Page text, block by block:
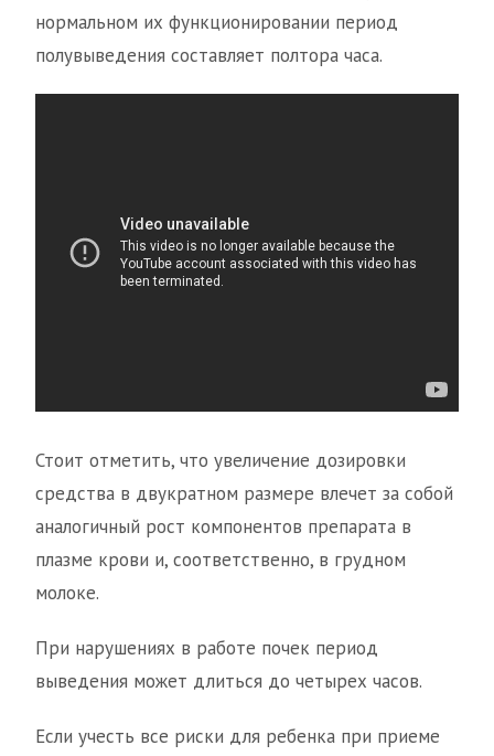
нормальном их функционировании период
полувыведения составляет полтора часа.
Стоит отметить, что увеличение дозировки
средства в двукратном размере влечет за собой
аналогичный рост компонентов препарата в
плазме крови и, соответственно, в грудном
молоке.
При нарушениях в работе почек период
выведения может длиться до четырех часов.
Если учесть все риски для ребенка при приеме